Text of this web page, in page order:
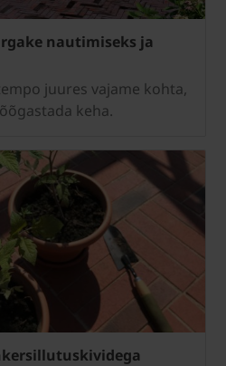
nautimiseks ja
juures vajame kohta,
keha.